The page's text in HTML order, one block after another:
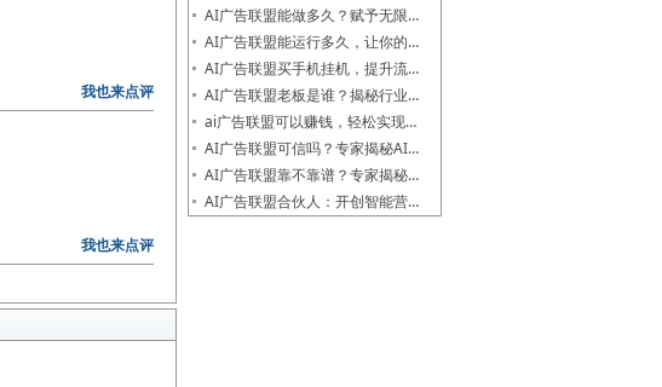
我也来点评
我也来点评
AI广告联盟能做多久？赋予无限…
AI广告联盟能运行多久，让你的…
AI广告联盟买手机挂机，提升流…
AI广告联盟老板是谁？揭秘行业…
ai广告联盟可以赚钱，轻松实现…
AI广告联盟可信吗？专家揭秘AI…
AI广告联盟靠不靠谱？专家揭秘…
AI广告联盟合伙人：开创智能营…